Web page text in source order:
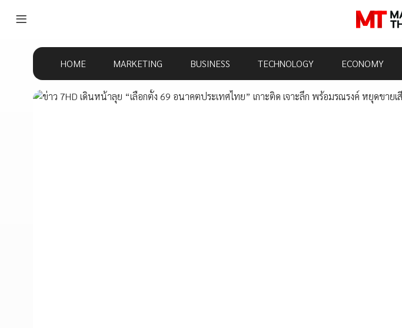
HOME MARKETING BUSINESS TECHNOLOGY ECONOMY